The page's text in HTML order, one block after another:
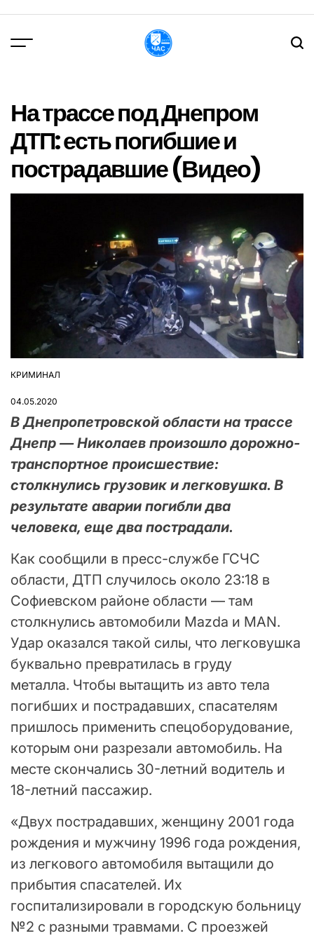
вмісту
На трассе под Днепром
ДТП: есть погибшие и
пострадавшие (Видео)
ОПУБЛІКУВАТИ
КРИМИНАЛ
04.05.2020
В Днепропетровской области на трассе
Днепр — Николаев произошло дорожно-
транспортное происшествие:
столкнулись грузовик и легковушка. В
результате аварии погибли два
человека, еще два пострадали.
Как сообщили в пресс-службе ГСЧС
области, ДТП случилось около 23:18 в
Софиевском районе области — там
столкнулись автомобили Mazda и MAN.
Удар оказался такой силы, что легковушка
буквально превратилась в груду
металла. Чтобы вытащить из авто тела
погибших и пострадавших, спасателям
пришлось применить спецоборудование,
которым они разрезали автомобиль. На
месте скончались 30-летний водитель и
18-летний пассажир.
«Двух пострадавших, женщину 2001 года
рождения и мужчину 1996 года рождения,
из легкового автомобиля вытащили до
прибытия спасателей. Их
госпитализировали в городскую больницу
№2 с разными травмами. С проезжей